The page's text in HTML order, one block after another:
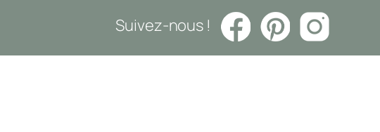
Suivez-nous !